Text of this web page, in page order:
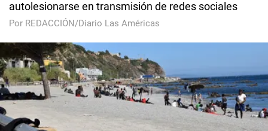
autolesionarse en transmisión de redes sociales
Por REDACCIÓN/Diario Las Américas